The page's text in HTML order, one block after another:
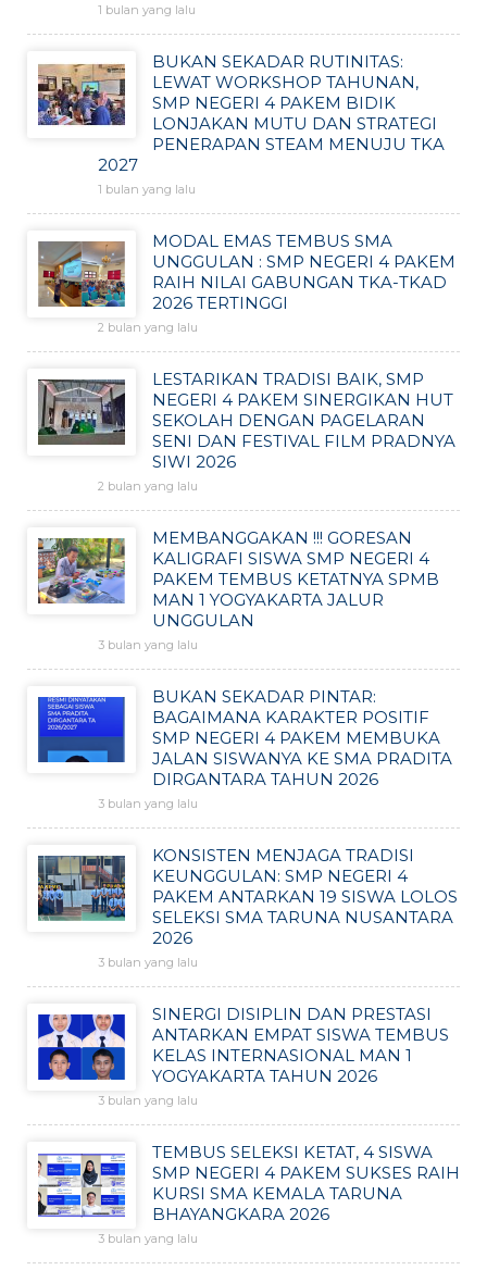
1 bulan yang lalu
BUKAN SEKADAR RUTINITAS:
LEWAT WORKSHOP TAHUNAN,
SMP NEGERI 4 PAKEM BIDIK
LONJAKAN MUTU DAN STRATEGI
PENERAPAN STEAM MENUJU TKA
2027
1 bulan yang lalu
MODAL EMAS TEMBUS SMA
UNGGULAN : SMP NEGERI 4 PAKEM
RAIH NILAI GABUNGAN TKA-TKAD
2026 TERTINGGI
2 bulan yang lalu
LESTARIKAN TRADISI BAIK, SMP
NEGERI 4 PAKEM SINERGIKAN HUT
SEKOLAH DENGAN PAGELARAN
SENI DAN FESTIVAL FILM PRADNYA
SIWI 2026
2 bulan yang lalu
MEMBANGGAKAN !!! GORESAN
KALIGRAFI SISWA SMP NEGERI 4
PAKEM TEMBUS KETATNYA SPMB
MAN 1 YOGYAKARTA JALUR
UNGGULAN
3 bulan yang lalu
BUKAN SEKADAR PINTAR:
BAGAIMANA KARAKTER POSITIF
SMP NEGERI 4 PAKEM MEMBUKA
JALAN SISWANYA KE SMA PRADITA
DIRGANTARA TAHUN 2026
3 bulan yang lalu
KONSISTEN MENJAGA TRADISI
KEUNGGULAN: SMP NEGERI 4
PAKEM ANTARKAN 19 SISWA LOLOS
SELEKSI SMA TARUNA NUSANTARA
2026
3 bulan yang lalu
SINERGI DISIPLIN DAN PRESTASI
ANTARKAN EMPAT SISWA TEMBUS
KELAS INTERNASIONAL MAN 1
YOGYAKARTA TAHUN 2026
3 bulan yang lalu
TEMBUS SELEKSI KETAT, 4 SISWA
SMP NEGERI 4 PAKEM SUKSES RAIH
KURSI SMA KEMALA TARUNA
BHAYANGKARA 2026
3 bulan yang lalu